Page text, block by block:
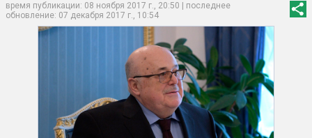
время публикации: 08 ноября 2017 г., 20:50 | последнее
обновление: 07 декабря 2017 г., 10:54